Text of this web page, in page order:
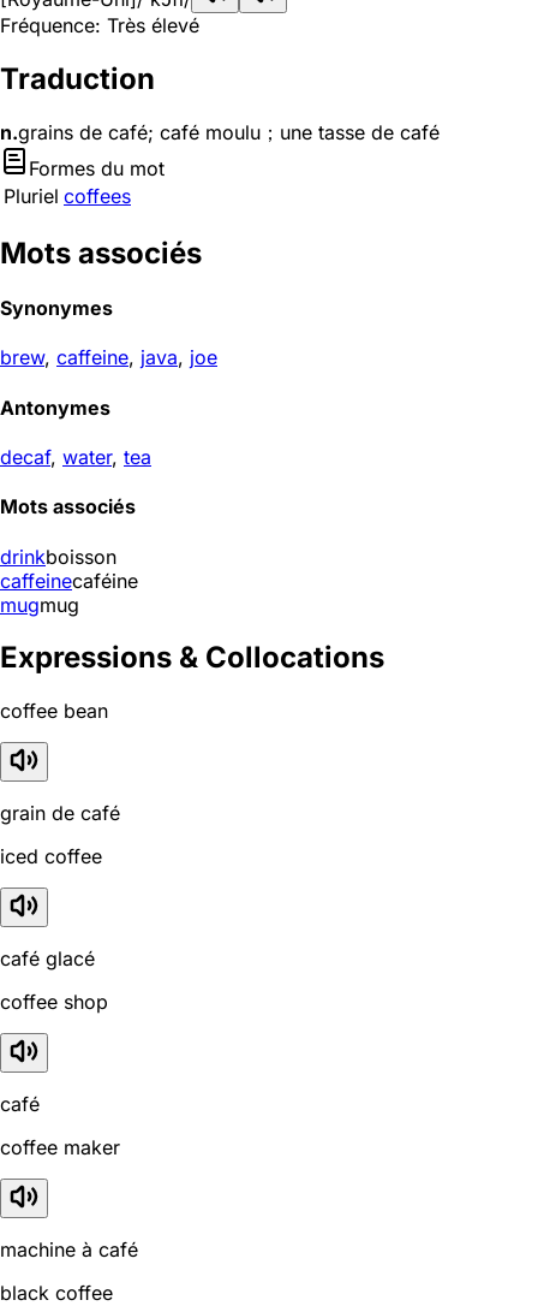
Fréquence: Très élevé
Traduction
n.grains de café; café moulu；une tasse de café
Formes du mot
Pluriel coffees
Mots associés
Synonymes
brew, caffeine, java, joe
Antonymes
decaf, water, tea
Mots associés
drinkboisson
caffeinecaféine
mugmug
Expressions & Collocations
coffee bean
grain de café
iced coffee
café glacé
coffee shop
café
coffee maker
machine à café
black coffee